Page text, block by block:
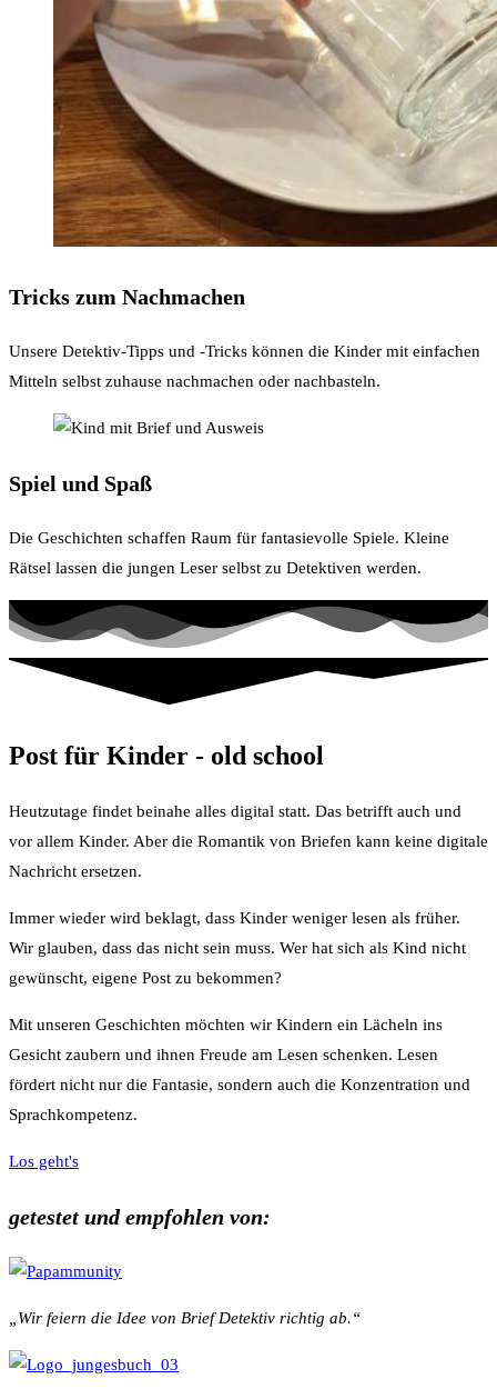
Tricks zum Nachmachen​
Unsere Detektiv-Tipps und -Tricks können die Kinder mit einfachen
Mitteln selbst zuhause nachmachen oder nachbasteln.
Spiel und Spaß​
Die Geschichten schaffen Raum für fantasievolle Spiele. Kleine
Rätsel lassen die jungen Leser selbst zu Detektiven werden. ​
Post für Kinder - old school
Heutzutage findet beinahe alles digital statt. Das betrifft auch und
vor allem Kinder. Aber die Romantik von Briefen kann keine digitale
Nachricht ersetzen.
Immer wieder wird beklagt, dass Kinder weniger lesen als früher.
Wir glauben, dass das nicht sein muss. Wer hat sich als Kind nicht
gewünscht, eigene Post zu bekommen?
Mit unseren Geschichten möchten wir Kindern ein Lächeln ins
Gesicht zaubern und ihnen Freude am Lesen schenken. Lesen
fördert nicht nur die Fantasie, sondern auch die Konzentration und
Sprachkompetenz.
Los geht's
getestet und empfohlen von:
„Wir feiern die Idee von Brief Detektiv richtig ab.“